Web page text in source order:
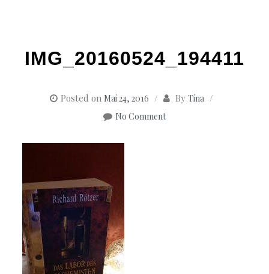
IMG_20160524_194411
Posted on Mai 24, 2016 By Tina
No Comment